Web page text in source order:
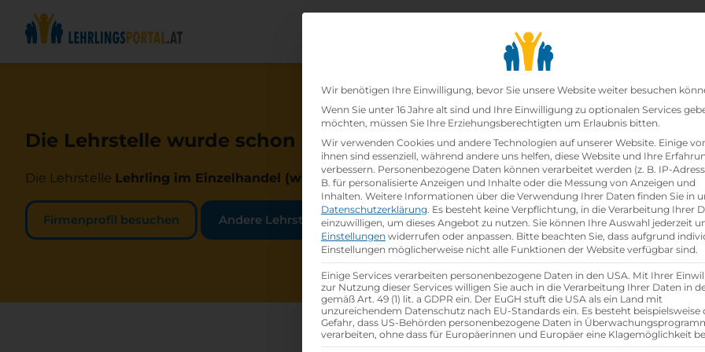
Lehrbetriebesearch
Die Lehrstelle wurde schon besetzt!
Die Lehrstelle Lehrling im Einzelhandel (w /m /d)beiLidl Österreich GmbHist schonbesetzt.
Firmenprofil besuchen Andere Lehrstelle suchen
Datenschutz-
Wir benötigen Ihre Einwilligung, bevor Sie unsere Website weiter besuchen
Wenn Sie unter 16 Jahre alt sind und Ihre Einwilligung zu optionalen Services
möchten, müssen Sie Ihre Erziehungsberechtigten um Erlaubnis bitten.
Wir verwenden Cookies und andere Technologien auf unserer Website. Einige
ihnen sind essenziell, während andere uns helfen, diese Website und Ihre
verbessern. Personenbezogene Daten können verarbeitet werden (z. B. IP-
B. für personalisierte Anzeigen und Inhalte oder die Messung von Anzeigen und
Inhalten. Weitere Informationen über die Verwendung Ihrer Daten finden Sie in
Datenschutzerklärung. Es besteht keine Verpflichtung, in die Verarbeitung Ihrer
einzuwilligen, um dieses Angebot zu nutzen. Sie können Ihre Auswahl jederzeit
Einstellungen widerrufen oder anpassen. Bitte beachten Sie, dass aufgrund
Einstellungen möglicherweise nicht alle Funktionen der Website verfügbar sind.
Einige Services verarbeiten personenbezogene Daten in den USA. Mit Ihrer
zur Nutzung dieser Services willigen Sie auch in die Verarbeitung Ihrer Daten in
gemäß Art. 49 (1) lit. a GDPR ein. Der EuGH stuft die USA als ein Land mit
unzureichendem Datenschutz nach EU-Standards ein. Es besteht beispielsweise
Gefahr, dass US-Behörden personenbezogene Daten in
verarbeiten, ohne dass für Europäerinnen und Europäer eine Klagemöglichkeit